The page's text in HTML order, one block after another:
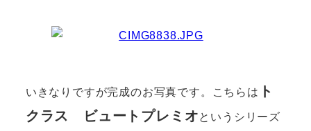
いきなりですが完成のお写真です。こちらは
ト
クラス ビュートプレミオというシリーズ